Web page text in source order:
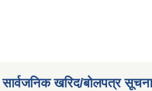
सार्वजनिक खरिद/बोलपत्र सूचना